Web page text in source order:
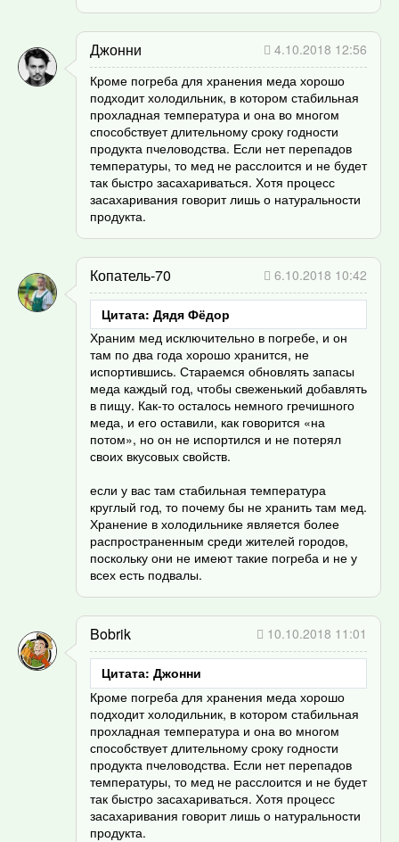
Джонни
4.10.2018 12:56
Кроме погреба для хранения меда хорошо
подходит холодильник, в котором стабильная
прохладная температура и она во многом
способствует длительному сроку годности
продукта пчеловодства. Если нет перепадов
температуры, то мед не расслоится и не будет
так быстро засахариваться. Хотя процесс
засахаривания говорит лишь о натуральности
продукта.
Копатель-70 6.10.2018 10:42
Цитата: Дядя Фёдор
Храним мед исключительно в погребе, и он
там по два года хорошо хранится, не
испортившись. Стараемся обновлять запасы
меда каждый год, чтобы свеженький добавлять
в пищу. Как-то осталось немного гречишного
меда, и его оставили, как говорится «на
потом», но он не испортился и не потерял
своих вкусовых свойств.
если у вас там стабильная температура
круглый год, то почему бы не хранить там мед.
Хранение в холодильнике является более
распространенным среди жителей городов,
поскольку они не имеют такие погреба и не у
всех есть подвалы.
Bobrik 10.10.2018 11:01
Цитата: Джонни
Кроме погреба для хранения меда хорошо
подходит холодильник, в котором стабильная
прохладная температура и она во многом
способствует длительному сроку годности
продукта пчеловодства. Если нет перепадов
температуры, то мед не расслоится и не будет
так быстро засахариваться. Хотя процесс
засахаривания говорит лишь о натуральности
продукта.